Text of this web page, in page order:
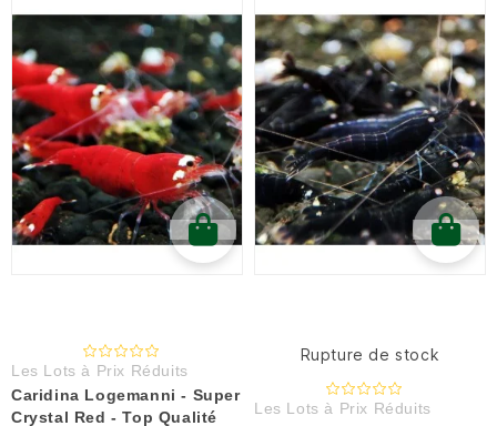
Les Lots à Prix Réduits
Caridina Logemanni - Super
Crystal Red - Top Qualité
Rupture de stock
Les Lots à Prix Réduits